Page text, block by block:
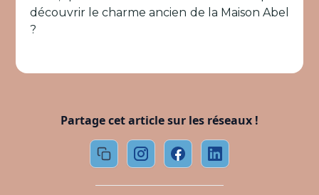
découvrir le charme ancien de la Maison Abel
?
Partage cet article sur les réseaux !